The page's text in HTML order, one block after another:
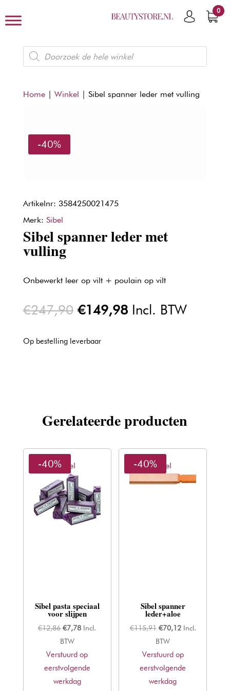
0
Producten
zoeken
Home| Winkel | Sibel spanner leder met vulling
-40%
Artikelnr: 3584250021475
Merk: Sibel
Sibel spanner leder met
vulling
Onbewerkt leer op vilt + poulain op vilt
€247,90 Oorspronkelijke
was:
€149,98Huidige
Incl. BTW
Op bestelling leverbaar
Gerelateerde producten
Sibel
-40%
Sibel pasta speciaal
voor slijpen
€12,86 Oorspronkelijke
prijs
was:
€12,86.
€7,78Huidige
is:
€7,78.
Incl.
BTW
Verstuurd op
eerstvolgende
werkdag
Sibel
-40%
Sibel spanner
leder+aloe
€115,91 Oorspronkelijke
prijs
was:
€115,91.
€70,12Huidige
is:
€70,12.
Incl.
BTW
Verstuurd op
eerstvolgende
werkdag